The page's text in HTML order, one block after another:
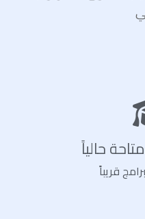
حالياً
قريباً